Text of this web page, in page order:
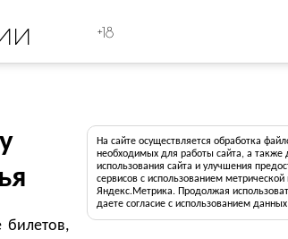
+18
билетов,
На сайте осуществляется обработка
необходимых для работы сайта, а также
использования сайта и улучшения
сервисов с использованием
Яндекс.Метрика. Продолжая
даете согласие с использованием данных